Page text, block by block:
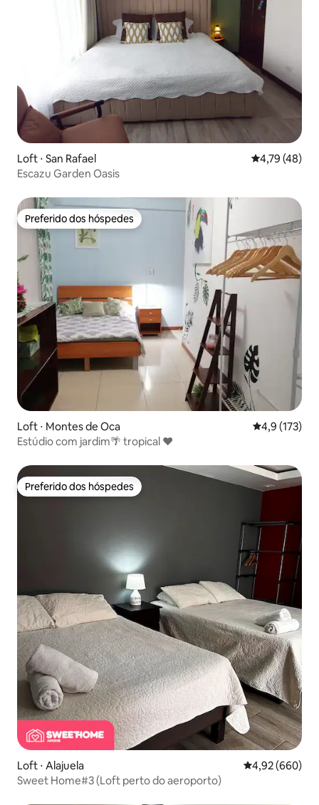
Loft ⋅ San Rafael 4,79 de uma
4,79 (48)
Escazu Garden Oasis
Preferido dos hóspedes
Preferido dos hóspedes
Loft ⋅ Montes de Oca 4,9 de uma
4,9 (173)
Estúdio com jardim🌴 tropical ❤️
Preferido dos hóspedes
Preferido dos hóspedes
Loft ⋅ Alajuela 4,92 de uma
4,92 (660)
Sweet Home#3 (Loft perto do aeroporto)